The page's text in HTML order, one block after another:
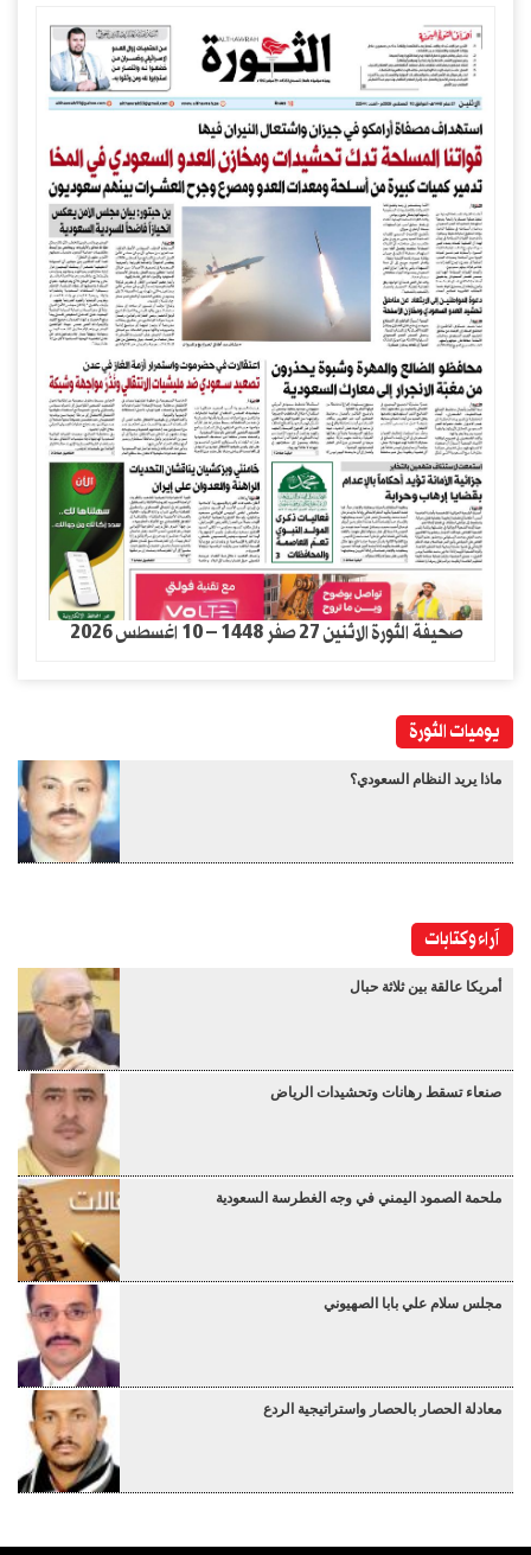
صحيفة الثورة الاثنين 27 صفر 1448 – 10 اغسطس 2026
يوميات الثورة
ماذا يريد النظام السعودي؟
آراء وكتابات
أمريكا عالقة بين ثلاثة حبال
صنعاء تسقط رهانات وتحشيدات الرياض
ملحمة الصمود اليمني في وجه الغطرسة السعودية
مجلس سلام علي بابا الصهيوني
معادلة الحصار بالحصار واستراتيجية الردع